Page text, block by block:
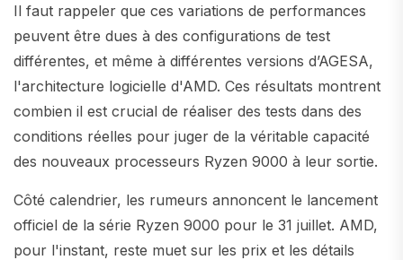
Il faut rappeler que ces variations de performances
peuvent être dues à des configurations de test
différentes, et même à différentes versions d’AGESA,
l'architecture logicielle d'AMD. Ces résultats montrent
combien il est crucial de réaliser des tests dans des
conditions réelles pour juger de la véritable capacité
des nouveaux processeurs Ryzen 9000 à leur sortie.
Côté calendrier, les rumeurs annoncent le lancement
officiel de la série Ryzen 9000 pour le 31 juillet. AMD,
pour l'instant, reste muet sur les prix et les détails